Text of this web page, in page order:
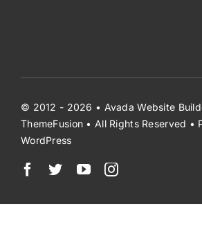
© 2012 - 2026 • Avada Website
ThemeFusion • All Rights Reserved •
WordPress